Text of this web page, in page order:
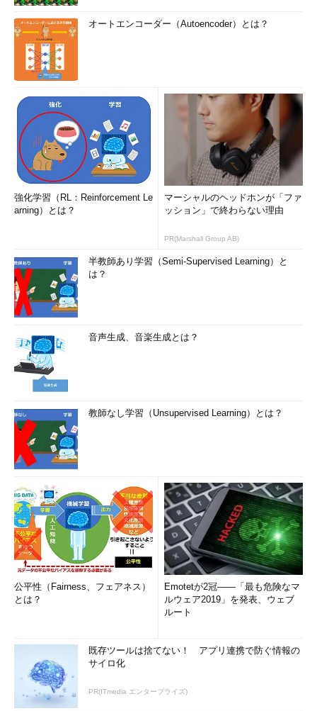
オートエンコーダー（Autoencoder）とは？
強化学習（RL：Reinforcement Le
arning）とは？
マーシャルのヘッドホンが「ファ
ッション」で終わらない理由
PR(Marshall Group AB)
半教師あり学習（Semi-Supervised Learning）と
は？
音声生成、音楽生成とは？
教師なし学習（Unsupervised Learning）とは？
公平性（Fairness、フェアネス）
とは？
Emotetが2冠――「最も危険なマ
ルウェア2019」を発表、ウェブ
ルート
既存ツールは捨てない！ アプリ連携で防ぐ情報の
サイロ化
PR(ITmedia エンタープライズ)